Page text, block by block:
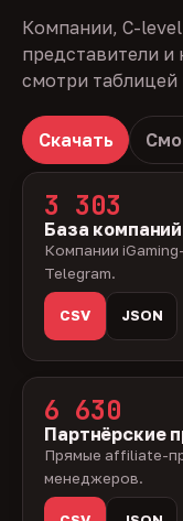
Компании, C-
представители
смотри таблицей
Скачать
3 303
База
Компании
Telegram.
CSV JSON
6 630
Партнёрские
Прямые affiliate-
менеджеров.